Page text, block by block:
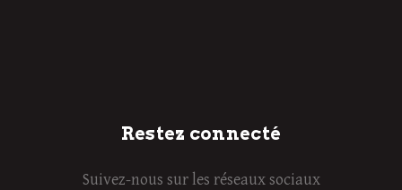
Restez connecté
Suivez-nous sur les réseaux sociaux